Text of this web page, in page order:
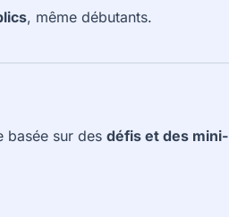
, même débutants.
basée sur des défis et des mini-